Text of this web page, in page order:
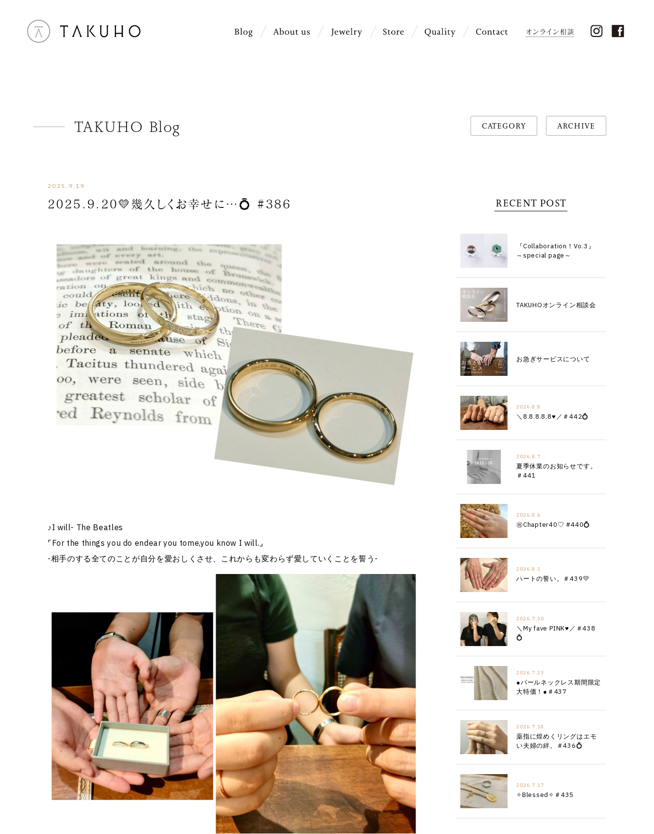
TAKUHO Blog CATEGORY ARCHIVE
2025.9.19
2025.9.20💛幾久しくお幸せに…💍 #386
♪I will- The Beatles
⌜For the things you do endear you tome,you know I will.⌟
-相手のする全てのことが自分を愛おしくさせ、これからも変わらず愛していくことを誓う-
RECENT POST
『Collaboration！Vo.3』
～special page～
TAKUHOオンライン相談会
お急ぎサービスについて
2026.8.8
＼8.8.8.8.8♥／＃442💍
2026.8.7
夏季休業のお知らせです。
＃441
2026.8.6
㊗︎Chapter40♡ #440💍
2026.8.1
ハートの誓い。＃439💛
2026.7.30
＼My fave PINK♥／＃438
💍
2026.7.23
●パールネックレス期間限定
大特価！●＃437
2026.7.18
薬指に煌めくリングはエモ
い夫婦の絆。＃436💍
2026.7.17
✧Blessed✧＃435